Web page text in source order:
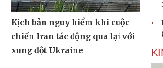
Kịch bản nguy hiểm khi cuộc
chiến Iran tác động qua lại với
xung đột Ukraine